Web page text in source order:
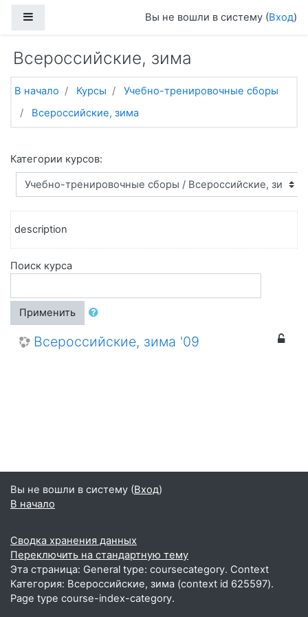
Вы не вошли в систему (Вход)
Всероссийские, зима
В начало Курсы
Учебно-тренировочные сборы
Всероссийские, зима
Категории курсов:
description
Поиск курса
Применить
Всероссийские, зима '09
Вы не вошли в систему (Вход)
В начало
Сводка хранения данных
Переключить на стандартную тему
Эта страница: General type: coursecategory. Context
Категория: Всероссийские, зима (context id 625597).
Page type course-index-category.